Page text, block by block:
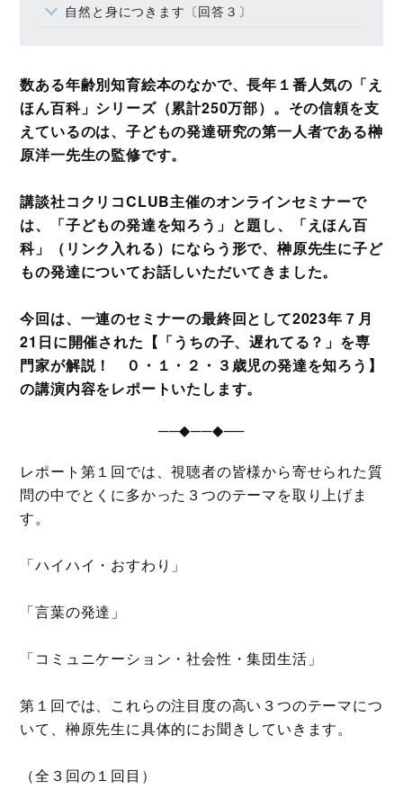
自然と身につきます〔回答３〕
数ある年齢別知育絵本のなかで、長年１番人気の「え
ほん百科」シリーズ（累計250万部）。その信頼を支
えているのは、子どもの発達研究の第一人者である榊
原洋一先生の監修です。
講談社コクリコCLUB主催のオンラインセミナーで
は、「子どもの発達を知ろう」と題し、「えほん百
科」（リンク入れる）にならう形で、榊原先生に子ど
もの発達についてお話しいただいてきました。
今回は、一連のセミナーの最終回として2023年７月
21日に開催された【「うちの子、遅れてる？」を専
門家が解説！ ０・１・２・３歳児の発達を知ろう】
の講演内容をレポートいたします。
──◆──◆──
レポート第１回では、視聴者の皆様から寄せられた質
問の中でとくに多かった３つのテーマを取り上げま
す。
「ハイハイ・おすわり」
「言葉の発達」
「コミュニケーション・社会性・集団生活」
第１回では、これらの注目度の高い３つのテーマにつ
いて、榊原先生に具体的にお聞きしていきます。
（全３回の１回目）